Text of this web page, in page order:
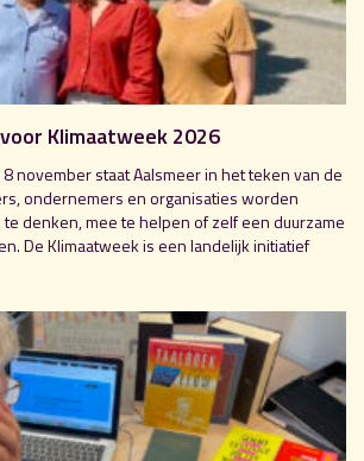
Klimaatweek 2026
november staat Aalsmeer in het teken van de
ondernemers en organisaties worden
denken, mee te helpen of zelf een duurzame
De Klimaatweek is een landelijk initiatief